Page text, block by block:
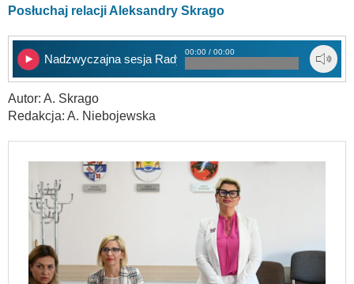
Posłuchaj relacji Aleksandry Skrago
Nadzwyczajna sesja Rady Powiatu
00:00 / 00:00
Autor: A. Skrago
Redakcja: A. Niebojewska